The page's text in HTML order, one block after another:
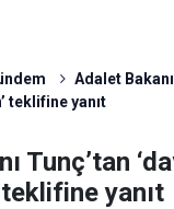
Adalet
teklifine yanıt
Tunç’tan
teklifine yanıt